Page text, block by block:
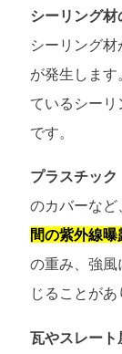
シーリング材
シーリング
が発生しま
ているシー
です。
プラスチック
のカバーなど
間の紫外線
の重み、強風
じることがあ
瓦やスレート